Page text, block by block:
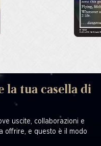
la tua casella di
uscite, collaborazioni e
offrire, e questo è il modo